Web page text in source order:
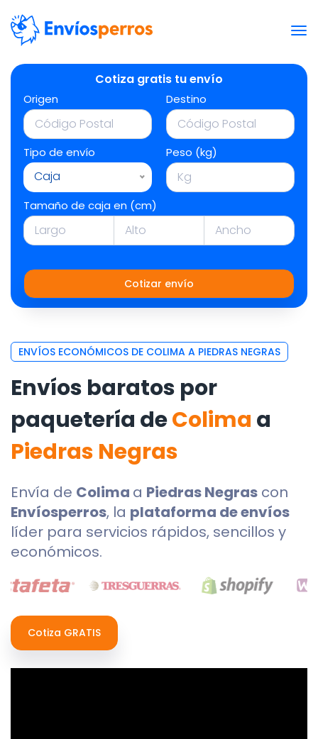
Cotiza gratis tu envío
Origen Destino
Tipo de envío
Caja
Peso (kg)
Tamaño de caja en (cm)
Cotizar envío
ENVÍOS ECONÓMICOS DE COLIMA A PIEDRAS NEGRAS
Envíos baratos por
paquetería deColima a
Piedras Negras
Envía de Colima a Piedras Negras con
Envíosperros, la plataforma de envíos
líder para servicios rápidos, sencillos y
económicos.
Cotiza GRATIS